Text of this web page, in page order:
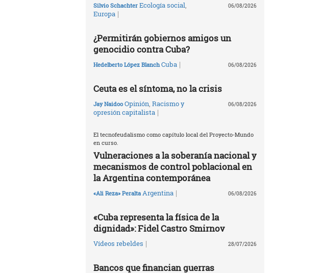
Silvio Schachter Ecología social
Europa |
06/08/2026
¿Permitirán gobiernos amigos un
genocidio contra Cuba?
Hedelberto López Blanch Cuba | 06/08/2026
Ceuta es el síntoma, no la crisis
Jay Naidoo Opinión Racismo y
opresión capitalista |
06/08/2026
El tecnofeudalismo como capítulo local del Proyecto-Mundo
en curso.
Vulneraciones a la soberanía nacional y
mecanismos de control poblacional en
la Argentina contemporánea
«Ali Reza» Peralta Argentina | 06/08/2026
«Cuba representa la física de la
dignidad»: Fidel Castro Smirnov
Vídeos rebeldes | 28/07/2026
Bancos que financian guerras